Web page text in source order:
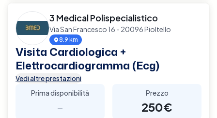
3 Medical Polispecialistico
Via San Francesco 16 - 20096 Pioltello
8.9 km
Visita Cardiologica +
Elettrocardiogramma (Ecg)
Vedi altre prestazioni
Prima disponibilità
-
Prezzo
250€